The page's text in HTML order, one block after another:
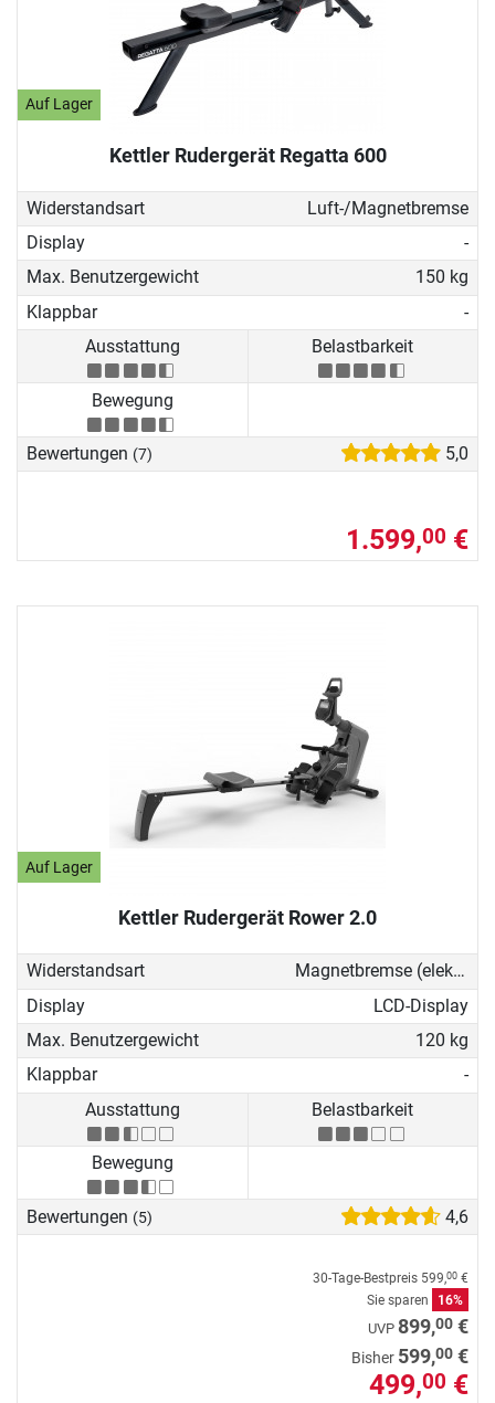
Auf Lager
Kettler Rudergerät Regatta 600
Widerstandsart
Luft-/Magnetbremse
Display
-
Max. Benutzergewicht
150 kg
Klappbar
-
Ausstattung
Belastbarkeit
Bewegung
Bewertungen (7) 5,0
1.599,00 €
Auf Lager
Kettler Rudergerät Rower 2.0
Widerstandsart
Magnetbremse (elektronisch)
Display
LCD-Display
Max. Benutzergewicht
120 kg
Klappbar
-
Ausstattung
Belastbarkeit
Bewegung
Bewertungen (5) 4,6
30-Tage-Bestpreis 599,00 €
Sie sparen
16%
UVP 899,00 €
Bisher 599,00 €
499,00 €